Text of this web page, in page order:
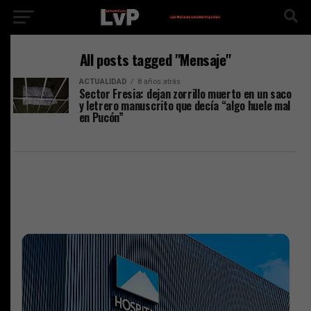
All posts tagged "Mensaje"
ACTUALIDAD 8 años atrás
Sector Fresia: dejan zorrillo muerto en un saco
y letrero manuscrito que decía “algo huele mal
en Pucón”